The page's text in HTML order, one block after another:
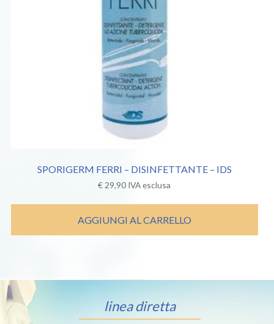
SPORIGERM FERRI – DISINFETTANTE – IDS
€ 29,90 IVA esclusa
AGGIUNGI AL CARRELLO
linea diretta